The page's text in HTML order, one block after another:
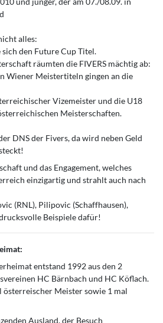
alles:
den Future Cup Titel.
räumten die FIVERS mächtig ab:
Wiener Meistertiteln gingen an die
Vizemeister und die U18
Meisterschaften.
DNS der Fivers, da wird neben Geld
und das Engagement, welches
einzigartig und strahlt auch nach
(RNL), Pilipovic (Schaffhausen),
Beispiele dafür!
entstand 1992 aus den 2
HC Bärnbach und HC Köflach.
österreischer Meister sowie 1 mal
Ausland, der Besuch